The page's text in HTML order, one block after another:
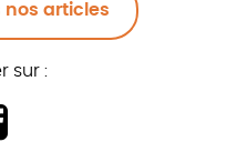
nos articles
sur :